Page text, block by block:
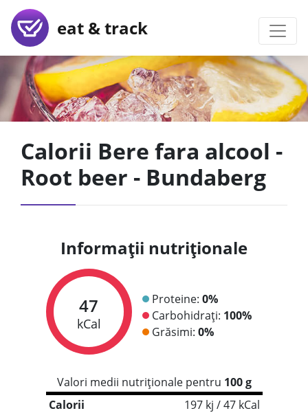
eat & track
Calorii Bere fara alcool -
Root beer - Bundaberg
Informații nutriționale
47
kCal
Proteine: 0%
Carbohidrați: 100%
Grăsimi: 0%
Valori medii nutriționale pentru 100 g
Calorii
197 kj / 47 kCal